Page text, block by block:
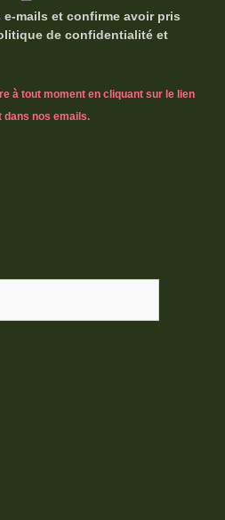
mails et confirme avoir pris
de confidentialité et
à tout moment en cliquant sur le lien
dans nos emails.